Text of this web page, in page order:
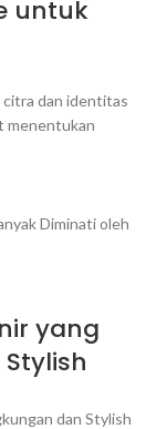
untuk
citra dan identitas
menentukan
yang
dan Stylish